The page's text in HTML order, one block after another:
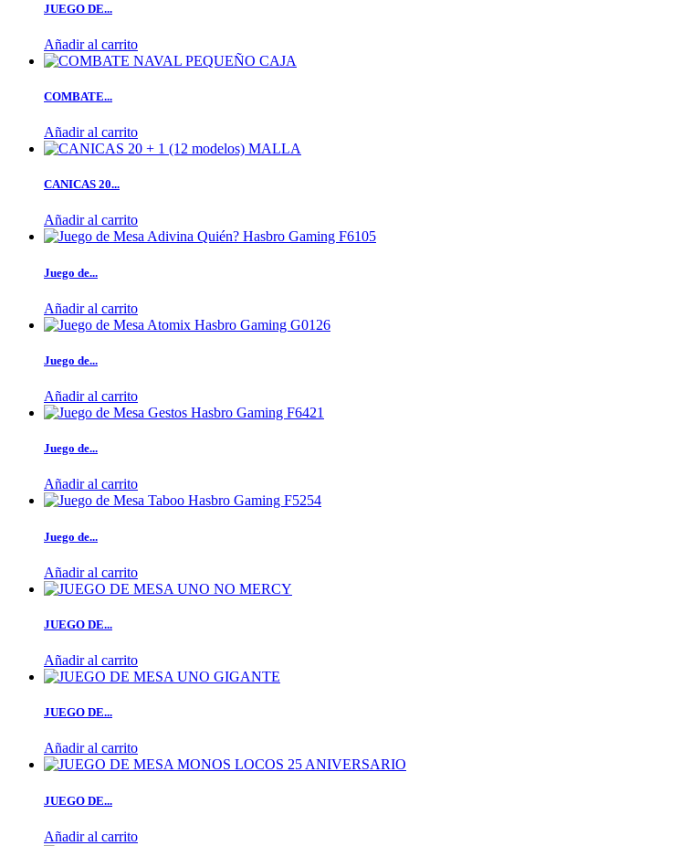
JUEGO DE...
Añadir al carrito
COMBATE...
Añadir al carrito
CANICAS 20...
Añadir al carrito
Juego de...
Añadir al carrito
Juego de...
Añadir al carrito
Juego de...
Añadir al carrito
Juego de...
Añadir al carrito
JUEGO DE...
Añadir al carrito
JUEGO DE...
Añadir al carrito
JUEGO DE...
Añadir al carrito